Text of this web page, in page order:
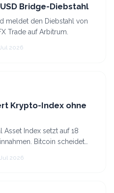
Bridge-Diebstahl
meldet den Diebstahl von
Trade auf Arbitrum.
2026
Krypto-Index ohne
Asset Index setzt auf 18
Bitcoin scheidet
Halter aus dem.
2026